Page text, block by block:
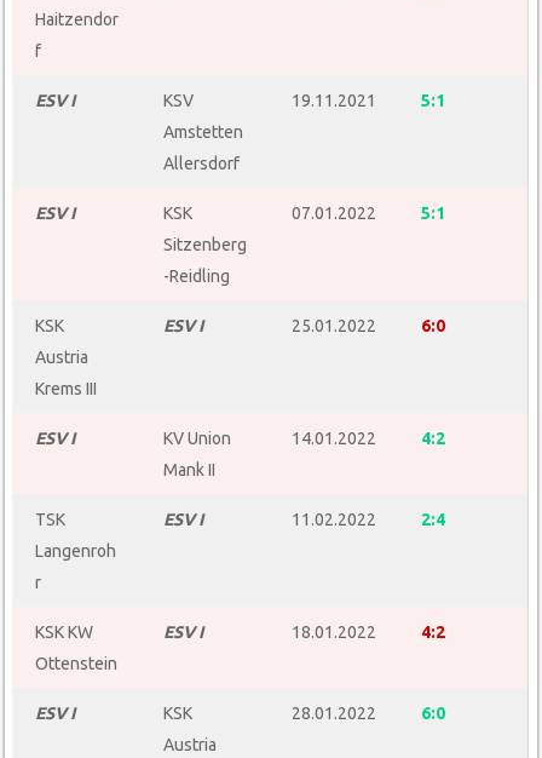
Haitzendor
f
ESV I
KSV
Amstetten
Allersdorf
19.11.2021 5:1
ESV I
KSK
Sitzenberg
-Reidling
07.01.2022 5:1
KSK
Austria
Krems III
ESV I 25.01.2022 6:0
ESV I
KV Union
Mank II
14.01.2022 4:2
TSK
Langenroh
r
ESV I 11.02.2022 2:4
KSK KW
Ottenstein
ESV I 18.01.2022 4:2
ESV I
KSK
Austria
28.01.2022 6:0